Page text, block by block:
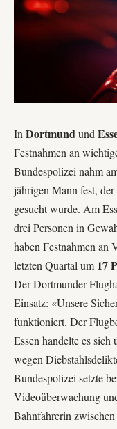
In Dortmundund
Festnahmen an
Bundespolizei nahm
jährigen Mann fest,
gesucht wurde. Am
drei Personen in
haben Festnahmen an
letzten Quartal um 17
Der Dortmunder
Einsatz: «Unsere
funktioniert. Der
Essen handelte es
wegen
Bundespolizei setzte
Videoüberwachung
Bahnfahrerin zwischen